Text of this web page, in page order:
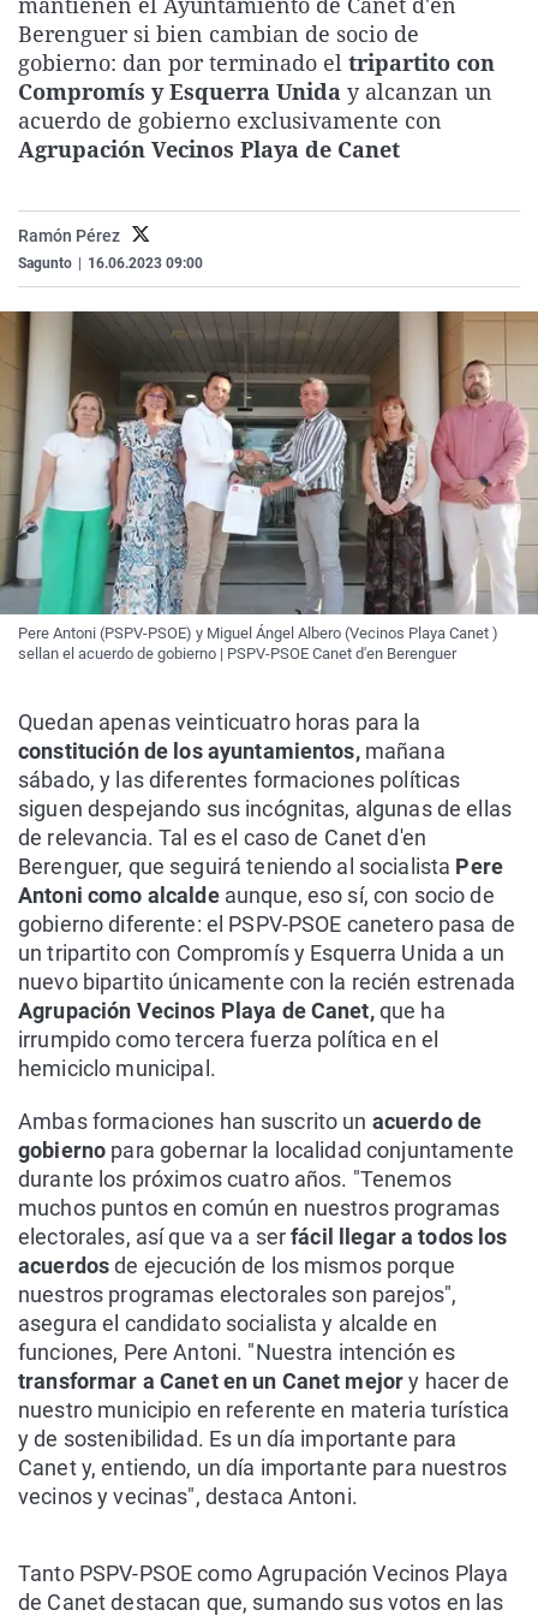
La rosa de los vientos
Gente viajera
Como el perro y el
Caso
Retornados
Equipo de
Operación Viuda
Extremadura
Galicia
La Rioja
Navarra
Virales
Televisión
Elecciones
Berenguer si bien cambian de socio de
gobierno: dan por terminado el tripartito con
Compromís y Esquerra Unida y alcanzan un
acuerdo de gobierno exclusivamente con
Agrupación Vecinos Playa de Canet
Ramón Pérez
Sagunto 16.06.2023 09:00
Pere Antoni (PSPV-PSOE) y Miguel Ángel Albero (Vecinos Playa Canet )
sellan el acuerdo de gobierno | PSPV-PSOE Canet d'en Berenguer
Quedan apenas veinticuatro horas para la
constitución de los ayuntamientos,mañana
sábado, y las diferentes formaciones políticas
siguen despejando sus incógnitas, algunas de ellas
de relevancia. Tal es el caso de Canet d'en
Berenguer, que seguirá teniendo al socialista Pere
Antoni como alcaldeaunque, eso sí, con socio de
gobierno diferente: el PSPV-PSOE canetero pasa de
un tripartito con Compromís y Esquerra Unida a un
nuevo bipartito únicamente con la recién estrenada
Agrupación Vecinos Playa de Canet,que ha
irrumpido como tercera fuerza política en el
hemiciclo municipal.
Ambas formaciones han suscrito un acuerdo de
gobierno para gobernar la localidad conjuntamente
durante los próximos cuatro años. "Tenemos
muchos puntos en común en nuestros programas
electorales, así que va a serfácil llegar a todos los
acuerdosde ejecución de los mismos porque
nuestros programas electorales son parejos",
asegura el candidato socialista y alcalde en
funciones, Pere Antoni. "Nuestra intención es
transformar a Canet en un Canet mejory hacer de
nuestro municipio en referente en materia turística
y de sostenibilidad. Es un día importante para
Canet y, entiendo, un día importante para nuestros
vecinos y vecinas", destaca Antoni.
Tanto PSPV-PSOE como Agrupación Vecinos Playa
de Canet destacan que, sumando sus votos en las